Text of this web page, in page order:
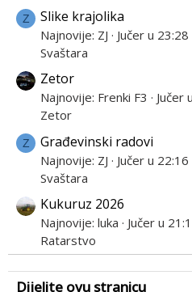
Z Slike krajolika
Najnovije: ZJ
Jučer u 23:28
Svaštara
Zetor
Najnovije: Frenki F3
Jučer
Zetor
Z Građevinski radovi
Najnovije: ZJ
Jučer u 22:16
Svaštara
Kukuruz 2026
Najnovije: luka
Jučer u
Ratarstvo
Dijelite ovu stranicu